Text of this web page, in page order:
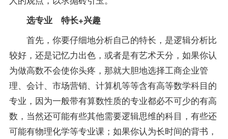
选专业 特长+兴趣
首先，你要仔细地分析自己的特长，是逻辑分析比
较好，还是记忆力出色，或者是有艺术天分，如果你认
为做高数不会使你头疼，那就大胆地选择工商企业管
理、会计、市场营销、计算机等等含有高等数学科目的
专业，因为一般带有算数性质的专业都必不可少的有高
数，当然还可能有些其他需要逻辑思维的科目，有些还
可能有物理化学等专业课；如果你认为长时间的背书，